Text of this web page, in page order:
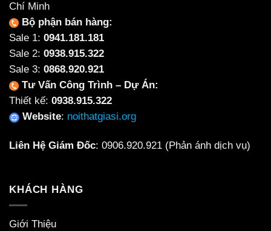
Chí Minh
Bộ phận bán hàng:
Sale 1: 0941.181.181
Sale 2: 0938.915.322
Sale 3: 0868.920.921
Tư Vấn Công Trình – Dự Án:
Thiết kế: 0938.915.322
Website: noithatgiasi.org
Liên Hệ Giám Đốc: 0906.920.921 (Phản ánh dịch vụ)
KHÁCH HÀNG
Giới Thiệu